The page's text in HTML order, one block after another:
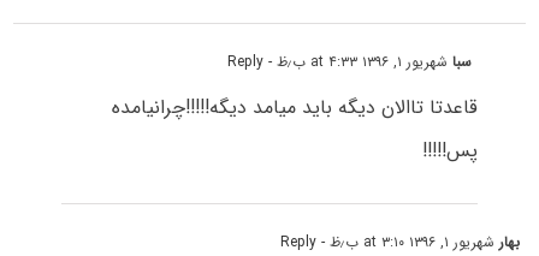
سباشهریور ۱, ۱۳۹۶ at ۴:۳۳ ب٫ظ - Reply
قاعدتا تاالان دیگه باید میامد دیگه!!!!!چرانیامده
پس!!!!!
بهارشهریور ۱, ۱۳۹۶ at ۳:۱۰ ب٫ظ - Reply